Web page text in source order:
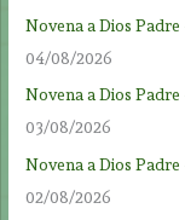
Novena a Dios
04/08/2026
Novena a Dios
03/08/2026
Novena a Dios
02/08/2026